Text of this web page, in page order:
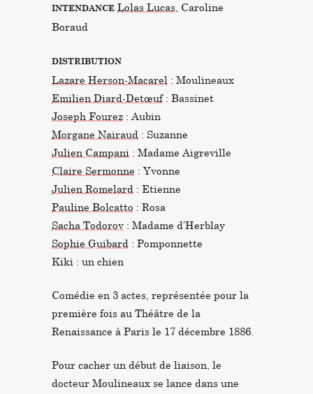
INTENDANCE Lolas Lucas , Caroline
Boraud
DISTRIBUTION
Lazare Herson-Macarel : Moulineaux
Emilien Diard-Detœuf: Bassinet
Joseph Fourez : Aubin
Morgane Nairaud : Suzanne
Julien Campani : Madame Aigreville
Claire Sermonne : Yvonne
Julien Romelard : Etienne
Pauline Bolcatto : Rosa
Sacha Todorov : Madame d’Herblay
Sophie Guibard : Pomponnette
Kiki : un chien
Comédie en 3 actes, représentée pour la
première fois au Théâtre de la
Renaissance à Paris le 17 décembre 1886.
Pour cacher un début de liaison, le
docteur Moulineaux se lance dans une